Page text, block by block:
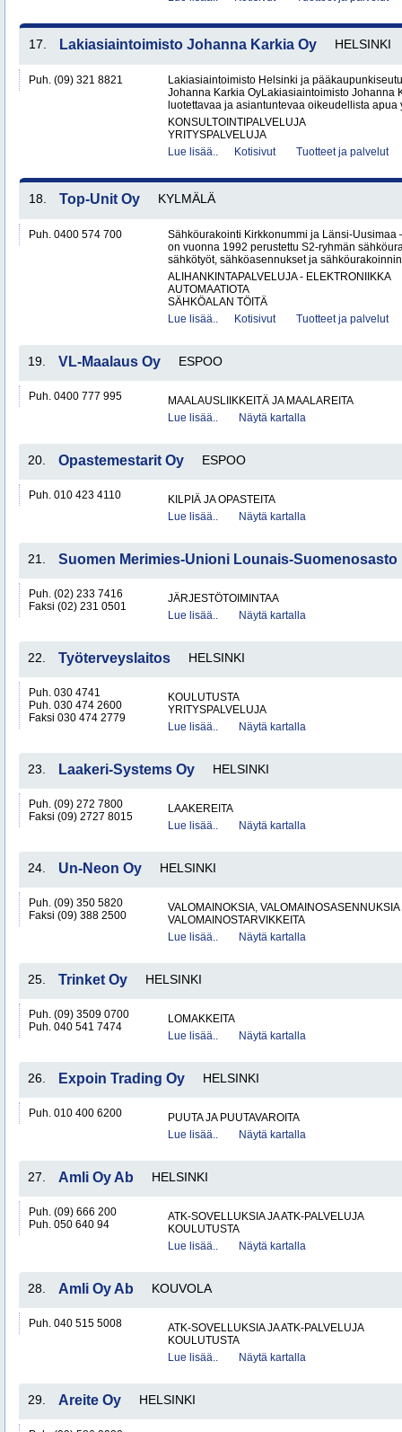
17. Lakiasiaintoimisto Johanna Karkia Oy HELSINKI
Puh. (09) 321 8821
Lakiasiaintoimisto Helsinki ja
Johanna Karkia OyLakiasiaintoimisto Johanna
luotettavaa ja asiantuntevaa oikeudellista apua
KONSULTOINTIPALVELUJA
YRITYSPALVELUJA
Lue lisää..
Kotisivut Tuotteet ja palvelut
18. Top-Unit Oy KYLMÄLÄ
Puh. 0400 574 700
Sähköurakointi Kirkkonummi ja Länsi-Uusimaa
on vuonna 1992 perustettu S2-ryhmän
sähkötyöt, sähköasennukset ja
ALIHANKINTAPALVELUJA - ELEKTRONIIKKA
AUTOMAATIOTA
SÄHKÖALAN TÖITÄ
Lue lisää..
Kotisivut Tuotteet ja palvelut
19. VL-Maalaus Oy ESPOO
Puh. 0400 777 995
MAALAUSLIIKKEITÄ JA MAALAREITA
Lue lisää..
Näytä kartalla
20. Opastemestarit Oy ESPOO
Puh. 010 423 4110
KILPIÄ JA OPASTEITA
Lue lisää..
Näytä kartalla
21. Suomen Merimies-Unioni Lounais-Suomenosasto
Puh. (02) 233 7416
Faksi (02) 231 0501
JÄRJESTÖTOIMINTAA
Lue lisää..
Näytä kartalla
22. Työterveyslaitos HELSINKI
Puh. 030 4741
Puh. 030 474 2600
Faksi 030 474 2779
KOULUTUSTA
YRITYSPALVELUJA
Lue lisää..
Näytä kartalla
23. Laakeri-Systems Oy HELSINKI
Puh. (09) 272 7800
Faksi (09) 2727 8015
LAAKEREITA
Lue lisää..
Näytä kartalla
24. Un-Neon Oy HELSINKI
Puh. (09) 350 5820
Faksi (09) 388 2500
VALOMAINOKSIA, VALOMAINOSASENNUKSIA
VALOMAINOSTARVIKKEITA
Lue lisää..
Näytä kartalla
25. Trinket Oy HELSINKI
Puh. (09) 3509 0700
Puh. 040 541 7474
LOMAKKEITA
Lue lisää..
Näytä kartalla
26. Expoin Trading Oy HELSINKI
Puh. 010 400 6200
PUUTA JA PUUTAVAROITA
Lue lisää..
Näytä kartalla
27. Amli Oy Ab HELSINKI
Puh. (09) 666 200
Puh. 050 640 94
ATK-SOVELLUKSIA JA ATK-PALVELUJA
KOULUTUSTA
Lue lisää..
Näytä kartalla
28. Amli Oy Ab KOUVOLA
Puh. 040 515 5008
ATK-SOVELLUKSIA JA ATK-PALVELUJA
KOULUTUSTA
Lue lisää..
Näytä kartalla
29. Areite Oy HELSINKI